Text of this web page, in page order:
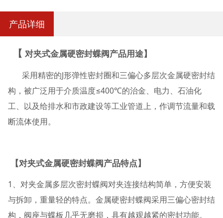
产品详细
【 对夹式金属硬密封蝶阀产品用途】
采用精密的J形弹性密封圈和三偏心多层次金属硬密封结
构，被广泛用于介质温度≤400℃的治金、电力、石油化
工、以及给排水和市政建设等工业管道上，作调节流量和载
断流体使用。
【对夹式金属硬密封蝶阀产品特点】
1、对夹金属多层次密封蝶阀对夹连接结构简单，方便安装
与拆卸，重量轻的特点。金属硬密封蝶阀采用三偏心密封结
构，阀座与蝶板几乎无磨损，具有越观越紧的密封功能。